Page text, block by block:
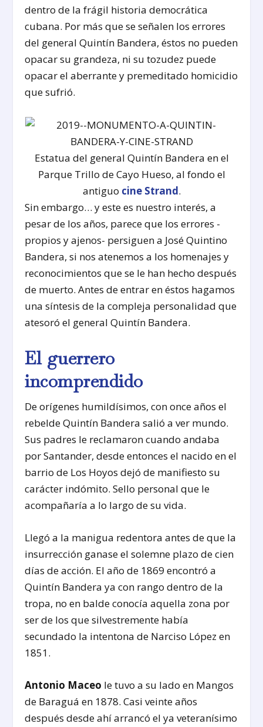
dentro de la frágil historia democrática
cubana. Por más que se señalen los errores
del general Quintín Bandera, éstos no pueden
opacar su grandeza, ni su tozudez puede
opacar el aberrante y premeditado homicidio
que sufrió.
Estatua del general Quintín Bandera en el
Parque Trillo de Cayo Hueso, al fondo el
antiguo cine Strand.
Sin embargo… y este es nuestro interés, a
pesar de los años, parece que los errores -
propios y ajenos- persiguen a José Quintino
Bandera, si nos atenemos a los homenajes y
reconocimientos que se le han hecho después
de muerto. Antes de entrar en éstos hagamos
una síntesis de la compleja personalidad que
atesoró el general Quintín Bandera.
El guerrero
incomprendido
De orígenes humildísimos, con once años el
rebelde Quintín Bandera salió a ver mundo.
Sus padres le reclamaron cuando andaba
por Santander, desde entonces el nacido en el
barrio de Los Hoyos dejó de manifiesto su
carácter indómito. Sello personal que le
acompañaría a lo largo de su vida.
Llegó a la manigua redentora antes de que la
insurrección ganase el solemne plazo de cien
días de acción. El año de 1869 encontró a
Quintín Bandera ya con rango dentro de la
tropa, no en balde conocía aquella zona por
ser de los que silvestremente había
secundado la intentona de Narciso López en
1851.
Antonio Maceo le tuvo a su lado en Mangos
de Baraguá en 1878. Casi veinte años
después desde ahí arrancó el ya veteranísimo